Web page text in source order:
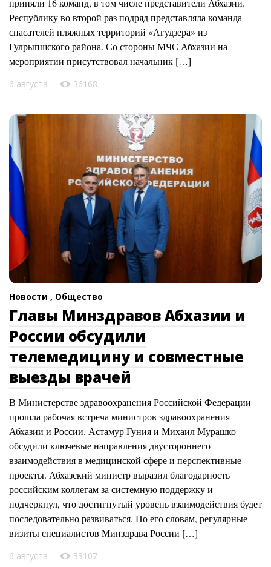
приняли 16 команд, в том числе представители Абхазии.
Республику во второй раз подряд представляла команда
спасателей пляжных территорий «Агудзера» из
Гулрыпшского района. Со стороны МЧС Абхазии на
мероприятии присутствовал начальник […]
6 августа 36168
Новости , Общество
Главы Минздравов Абхазии и
России обсудили
телемедицину и совместные
выезды врачей
В Министерстве здравоохранения Российской Федерации
прошла рабочая встреча министров здравоохранения
Абхазии и России. Астамур Гуния и Михаил Мурашко
обсудили ключевые направления двустороннего
взаимодействия в медицинской сфере и перспективные
проекты. Абхазский министр выразил благодарность
российским коллегам за системную поддержку и
подчеркнул, что достигнутый уровень взаимодействия будет
последовательно развиваться. По его словам, регулярные
визиты специалистов Минздрава России […]
6 августа 33107